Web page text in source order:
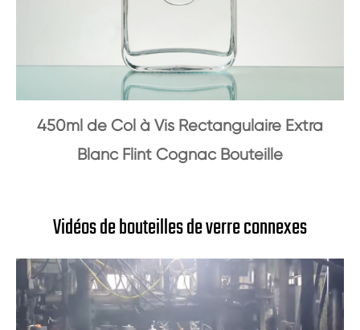
450ml de Col à Vis Rectangulaire Extra
Blanc Flint Cognac Bouteille
Vidéos de bouteilles de verre connexes